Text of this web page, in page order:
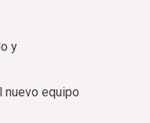
y
nuevo equipo